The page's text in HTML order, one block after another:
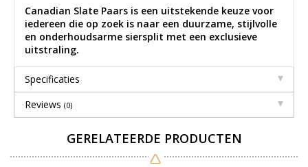
Canadian Slate Paars is een uitstekende keuze voor
iedereen die op zoek is naar een duurzame, stijlvolle
en onderhoudsarme siersplit met een exclusieve
uitstraling.
Specificaties
Reviews (0)
GERELATEERDE PRODUCTEN